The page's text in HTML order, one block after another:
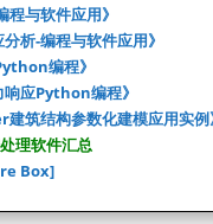
Force-Displacement
[力-位移累积耗能计算]
Response spectrum
的地震波修正程序]
程与软件应用》
分析-编程与软件应用》
编程》
响应Python编程》
建筑结构参数化建模应用实例
理软件汇总
Box]